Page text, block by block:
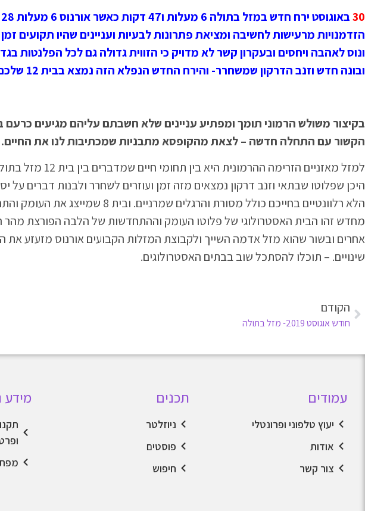
30
הזדמנויות מרעישות לחשיבה ומציאת פתרונות לבעיות ועניינים שהיו תקועים
ונוס לאהבה ויחסים ובעקרון קשר לא מדויק כי הזווית גדולה גם לכל הפלנטות
ובונה חדש וזנב הדרקון שמשחרר- והירח החדש הנפלא הזה נמצא בבית 12 שלכם בית של סיומים והכנה להתחלות חדשות
בקיצור משולש הרמוני תומך ומפתיע עניינים שלא חשבתם עליהם מגיעים כרעם
הקשור עם התחלה חדשה – לצאת מהקופסא מתבניות שמכתיבות לנו את החיים.
היכן שפלוטו שבתאי וזנב דרקון נמצאים מזה זמן ועוזרים לשחרר ולבנות דברים על
הלא רלוונטיים בחייכם כולל מסורת
מחדש זהו הבית האסטרולוגי של פלוטו העומק וההתחדשות של הלבה הפורצת
אחרים ובשור שהוא מזל אדמה השייך ולקבוצת המזלות הקבועים אורנוס מזעזע
שינויים. – תוכלו להסתכל שוב בבתים האסטרולוגים.
הקודם
חודש אוגוסט 2019- מזל בתולה
עמודים
יעוץ טלפוני ופרונטלי
אודות
צור קשר
תכנים
ניוזלטר
פוסטים
חיפוש
מידע